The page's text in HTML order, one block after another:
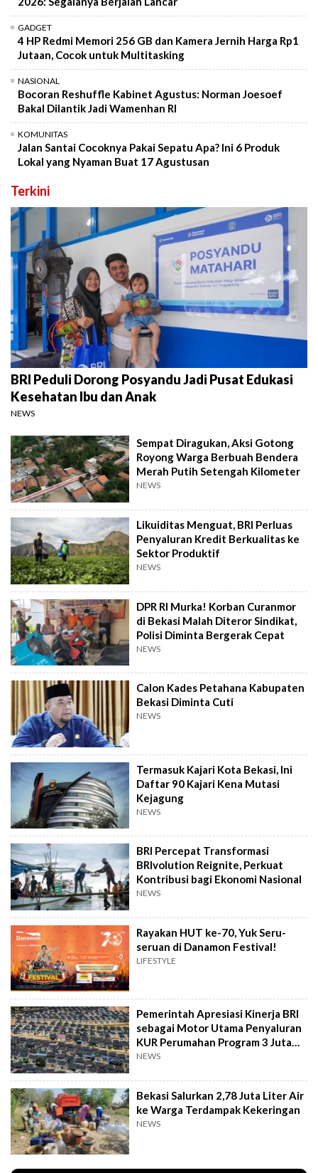
GADGET
4 HP Redmi Memori 256 GB dan Kamera Jernih Harga Rp1
Jutaan, Cocok untuk Multitasking
NASIONAL
Bocoran Reshuffle Kabinet Agustus: Norman Joesoef
Bakal Dilantik Jadi Wamenhan RI
KOMUNITAS
Jalan Santai Cocoknya Pakai Sepatu Apa? Ini 6 Produk
Lokal yang Nyaman Buat 17 Agustusan
Terkini
BRI Peduli Dorong Posyandu Jadi Pusat Edukasi
Kesehatan Ibu dan Anak
NEWS
Sempat Diragukan, Aksi Gotong
Royong Warga Berbuah Bendera
Merah Putih Setengah Kilometer
NEWS
Likuiditas Menguat, BRI Perluas
Penyaluran Kredit Berkualitas ke
Sektor Produktif
NEWS
DPR RI Murka! Korban Curanmor
di Bekasi Malah Diteror Sindikat,
Polisi Diminta Bergerak Cepat
NEWS
Calon Kades Petahana Kabupaten
Bekasi Diminta Cuti
NEWS
Termasuk Kajari Kota Bekasi, Ini
Daftar 90 Kajari Kena Mutasi
Kejagung
NEWS
BRI Percepat Transformasi
BRIvolution Reignite, Perkuat
Kontribusi bagi Ekonomi Nasional
NEWS
Rayakan HUT ke-70, Yuk Seru-
seruan di Danamon Festival!
LIFESTYLE
Pemerintah Apresiasi Kinerja BRI
sebagai Motor Utama Penyaluran
KUR Perumahan Program 3 Juta
Rumah
NEWS
Bekasi Salurkan 2,78 Juta Liter Air
ke Warga Terdampak Kekeringan
NEWS